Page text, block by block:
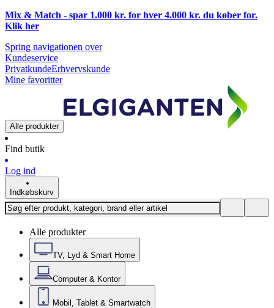
Mix & Match - spar 1.000 kr. for hver 4.000 kr. du køber for.
Klik her
Spring navigationen over
Kundeservice
PrivatkundeErhvervskunde
Mine favoritter
Alle produkter
Find butik
Log ind
Indkøbskurv
Alle produkter
TV, Lyd & Smart Home
Computer & Kontor
Mobil, Tablet & Smartwatch